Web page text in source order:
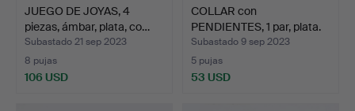
JUEGO DE JOYAS, 4
piezas, ámbar, plata, co…
Subastado 21 sep 2023
8 pujas
106 USD
COLLAR con
PENDIENTES, 1 par, plata.
Subastado 9 sep 2023
5 pujas
53 USD